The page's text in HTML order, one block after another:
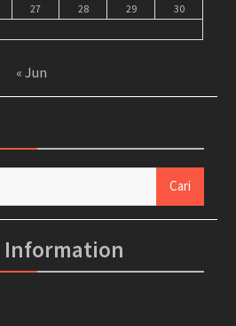
27 28 29
30
« Jun
Information